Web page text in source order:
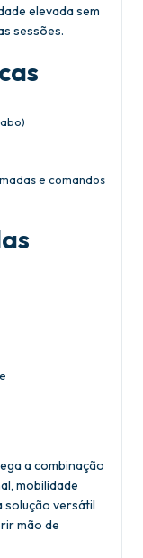
elevada sem
sessões.
e comandos
a combinação
mobilidade
solução versátil
mão de